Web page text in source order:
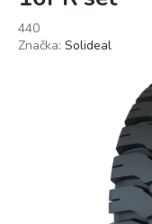
440
Značka: Solideal